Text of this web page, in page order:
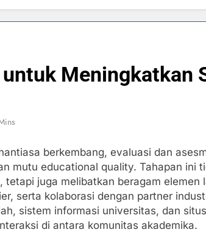
Meningkatkan
berkembang, evaluasi dan
mutu educational quality. Tahapan ini
juga melibatkan beragam elemen
serta kolaborasi dengan partner
sistem informasi universitas, dan
di antara komunitas akademika.